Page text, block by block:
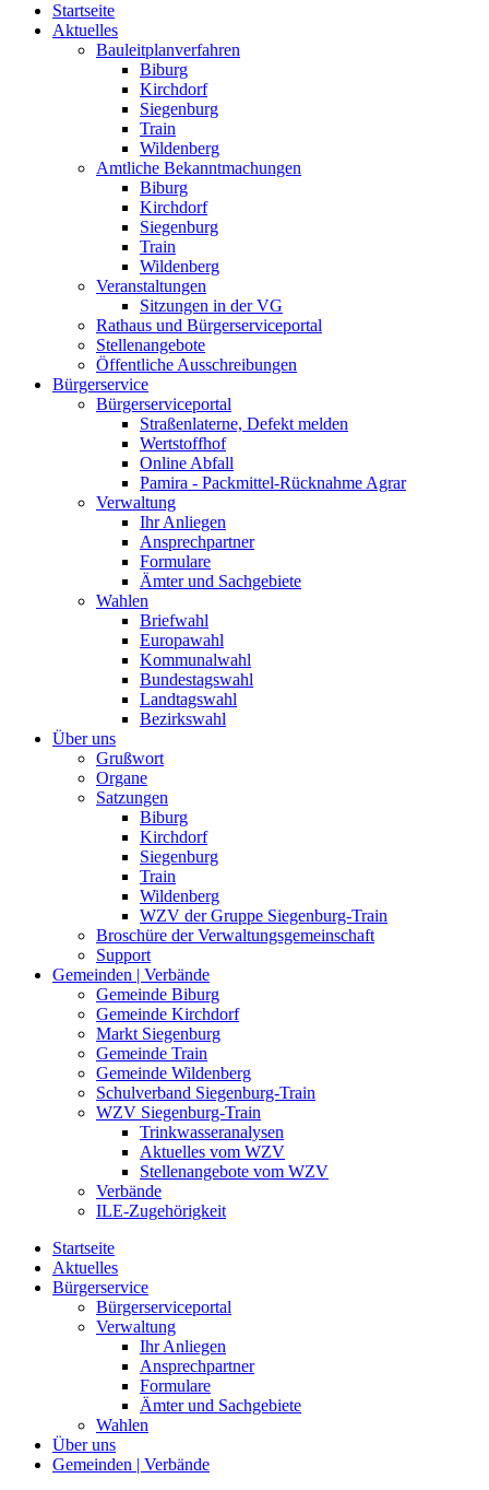
Startseite
Aktuelles
Bauleitplanverfahren
Biburg
Kirchdorf
Siegenburg
Train
Wildenberg
Amtliche Bekanntmachungen
Biburg
Kirchdorf
Siegenburg
Train
Wildenberg
Veranstaltungen
Sitzungen in der VG
Rathaus und Bürgerserviceportal
Stellenangebote
Öffentliche Ausschreibungen
Bürgerservice
Bürgerserviceportal
Straßenlaterne, Defekt melden
Wertstoffhof
Online Abfall
Pamira - Packmittel-Rücknahme Agrar
Verwaltung
Ihr Anliegen
Ansprechpartner
Formulare
Ämter und Sachgebiete
Wahlen
Briefwahl
Europawahl
Kommunalwahl
Bundestagswahl
Landtagswahl
Bezirkswahl
Über uns
Grußwort
Organe
Satzungen
Biburg
Kirchdorf
Siegenburg
Train
Wildenberg
WZV der Gruppe Siegenburg-Train
Broschüre der Verwaltungsgemeinschaft
Support
Gemeinden | Verbände
Gemeinde Biburg
Gemeinde Kirchdorf
Markt Siegenburg
Gemeinde Train
Gemeinde Wildenberg
Schulverband Siegenburg-Train
WZV Siegenburg-Train
Trinkwasseranalysen
Aktuelles vom WZV
Stellenangebote vom WZV
Verbände
ILE-Zugehörigkeit
Startseite
Aktuelles
Bürgerservice
Bürgerserviceportal
Verwaltung
Ihr Anliegen
Ansprechpartner
Formulare
Ämter und Sachgebiete
Wahlen
Über uns
Gemeinden | Verbände